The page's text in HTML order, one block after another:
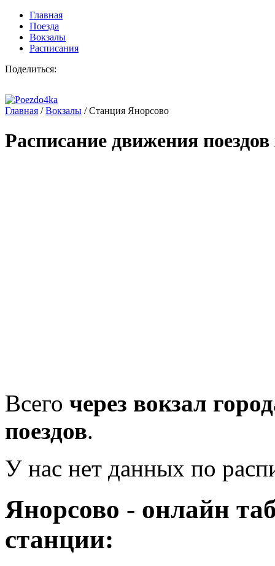
Главная
Поезда
Вокзалы
Расписания
Поделиться:
Главная /Вокзалы /Станция Янорсово
Расписание движения
Всего через вокзал
поездов.
У нас нет данных по
Янорсово - онлайн
станции: